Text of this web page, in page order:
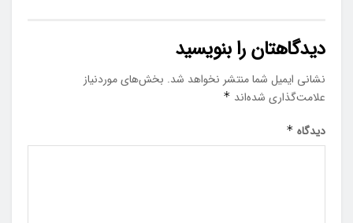
دیدگاهتان را بنویسید
نشانی ایمیل شما منتشر نخواهد شد. بخش‌های موردنیاز
علامت‌گذاری شده‌اند *
دیدگاه *